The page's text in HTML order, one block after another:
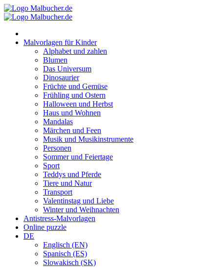
Zum
Inhalt
Malvorlagen für Kinder
Alphabet und zahlen
Blumen
Das Universum
Dinosaurier
Früchte und Gemüse
Frühling und Ostern
Halloween und Herbst
Haus und Wohnen
Mandalas
Märchen und Feen
Musik und Musikinstrumente
Personen
Sommer und Feiertage
Sport
Teddys und Pferde
Tiere und Natur
Transport
Valentinstag und Liebe
Winter und Weihnachten
Antistress-Malvorlagen
Online puzzle
DE
Englisch (EN)
Spanisch (ES)
Slowakisch (SK)